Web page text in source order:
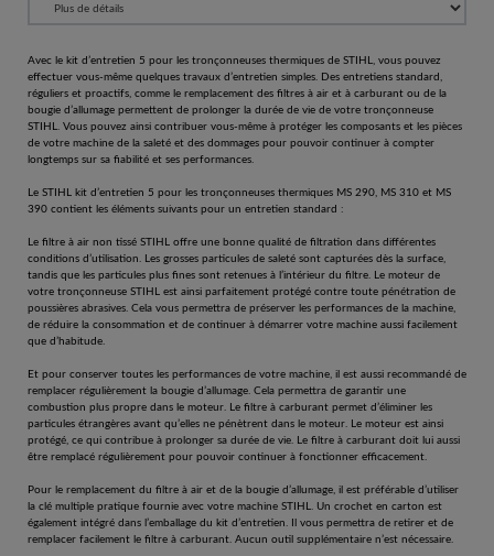
Avec le kit d’entretien 5 pour les tronçonneuses thermiques de STIHL, vous pouvez
effectuer vous-même quelques travaux d’entretien simples. Des entretiens standard,
réguliers et proactifs, comme le remplacement des filtres à air et à carburant ou de la
bougie d’allumage permettent de prolonger la durée de vie de votre tronçonneuse
STIHL. Vous pouvez ainsi contribuer vous-même à protéger les composants et les pièces
de votre machine de la saleté et des dommages pour pouvoir continuer à compter
longtemps sur sa fiabilité et ses performances.
Le STIHL kit d’entretien 5 pour les tronçonneuses thermiques MS 290, MS 310 et MS
390 contient les éléments suivants pour un entretien standard :
Le filtre à air non tissé STIHL offre une bonne qualité de filtration dans différentes
conditions d’utilisation. Les grosses particules de saleté sont capturées dès la surface,
tandis que les particules plus fines sont retenues à l’intérieur du filtre. Le moteur de
votre tronçonneuse STIHL est ainsi parfaitement protégé contre toute pénétration de
poussières abrasives. Cela vous permettra de préserver les performances de la machine,
de réduire la consommation et de continuer à démarrer votre machine aussi facilement
que d’habitude.
Et pour conserver toutes les performances de votre machine, il est aussi recommandé de
remplacer régulièrement la bougie d’allumage. Cela permettra de garantir une
combustion plus propre dans le moteur. Le filtre à carburant permet d’éliminer les
particules étrangères avant qu’elles ne pénètrent dans le moteur. Le moteur est ainsi
protégé, ce qui contribue à prolonger sa durée de vie. Le filtre à carburant doit lui aussi
être remplacé régulièrement pour pouvoir continuer à fonctionner efficacement.
Pour le remplacement du filtre à air et de la bougie d’allumage, il est préférable d’utiliser
la clé multiple pratique fournie avec votre machine STIHL. Un crochet en carton est
également intégré dans l’emballage du kit d’entretien. Il vous permettra de retirer et de
remplacer facilement le filtre à carburant. Aucun outil supplémentaire n’est nécessaire.